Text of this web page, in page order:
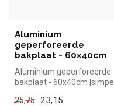
Aluminium
geperforeerde
bakplaat - 60x40cm
Aluminium geperforeerde
bakplaat - 60x40cm |simpel
hore...
25,75 23,15